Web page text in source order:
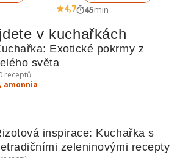
4,7 45min
v kuchařkách
Exotické pokrmy z
světa
receptů
amonnia
inspirace: Kuchařka s
zeleninovými recepty